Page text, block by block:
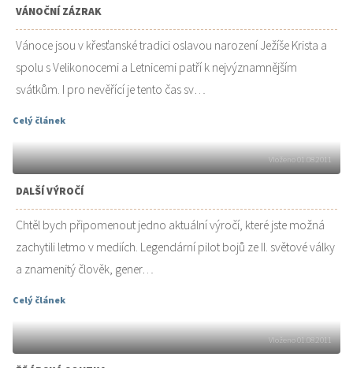
VÁNOČNÍ ZÁZRAK
Vánoce jsou v křesťanské tradici oslavou narození Ježíše Krista a
spolu s Velikonocemi a Letnicemi patří k nejvýznamnějším
svátkům. I pro nevěřící je tento čas sv…
Celý článek
Vloženo 01.08.2011
DALŠÍ VÝROČÍ
Chtěl bych připomenout jedno aktuální výročí, které jste možná
zachytili letmo v mediích. Legendární pilot bojů ze II. světové války
a znamenitý člověk, gener…
Celý článek
Vloženo 01.08.2011